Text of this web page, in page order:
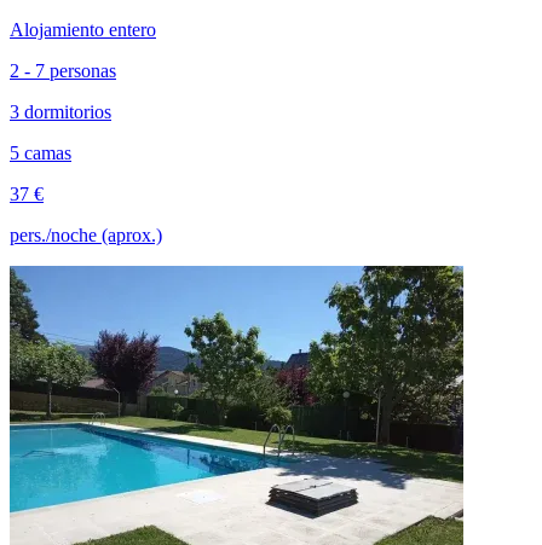
Alojamiento entero
2 - 7 personas
3 dormitorios
5 camas
37 €
pers./noche (aprox.)